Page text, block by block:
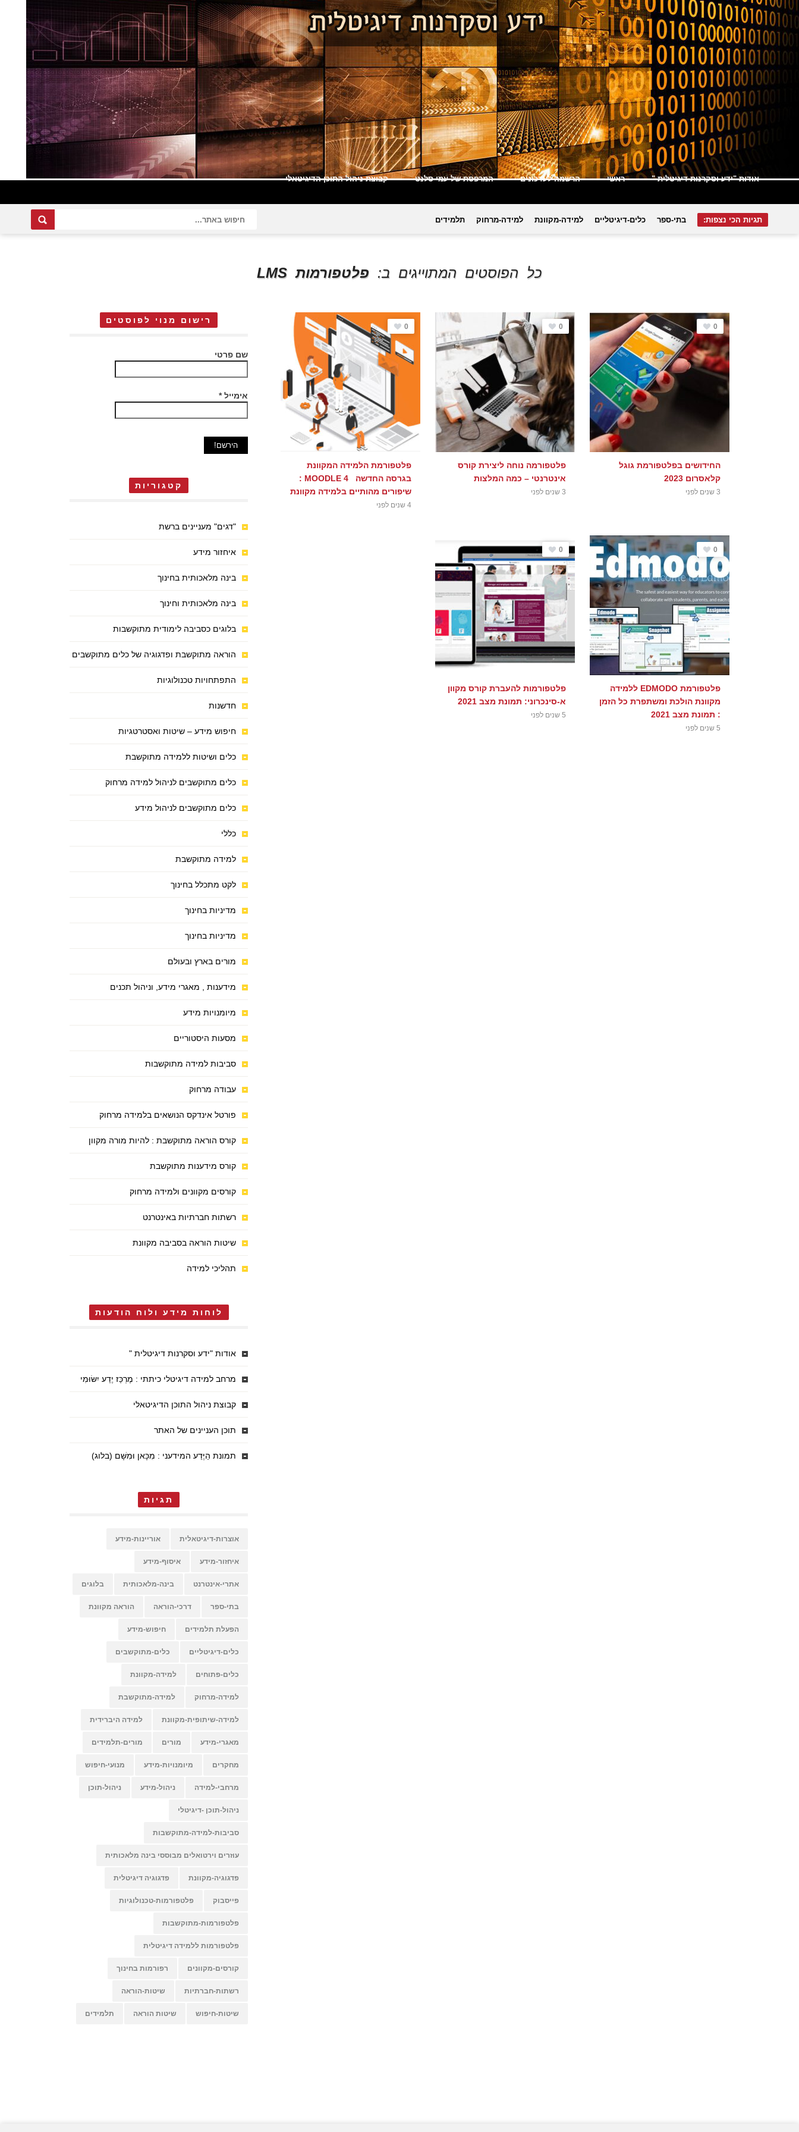
אודות "ידע וסקרנות דיגיטלית " ראשי הרשמה לעדכונים המרפסת של עמי סלנט קבוצת ניהול התוכן הדיגיטאלי
תגיות הכי נצפות: בתי-ספר כלים-דיגיטליים למידה-מקוונת למידה-מרחוק תלמידים
כל הפוסטים המתוייגים ב: פלטפורמות LMS
0
החידושים בפלטפורמת גוגל
קלאסרום 2023
3 שנים לפני
0
פלטפורמה נוחה ליצירת קורס
אינטרנטי – כמה המלצות
3 שנים לפני
0
פלטפורמת הלמידה המקוונת
בגרסה החדשה MOODLE 4 :
שיפורים מהותיים בלמידה מקוונת
4 שנים לפני
0
פלטפורמת EDMODO ללמידה
מקוונת הולכת ומשתפרת כל הזמן
: תמונת מצב 2021
5 שנים לפני
0
פלטפורמות להעברת קורס מקוון
א-סינכרוני: תמונת מצב 2021
5 שנים לפני
רישום מנוי לפוסטים
שם פרטי
אימייל*
קטגוריות
"דגים" מעניינים ברשת
איחזור מידע
בינה מלאכותית בחינוך
בינה מלאכותית וחינוך
בלוגים כסביבה לימודית מתוקשבות
הוראה מתוקשבת ופדגוגיה של כלים מתוקשבים
התפתחויות טכנולוגיות
חדשנות
חיפוש מידע – שיטות ואסטרטגיות
כלים ושיטות ללמידה מתוקשבת
כלים מתוקשבים לניהול למידה מרחוק
כלים מתוקשבים לניהול מידע
כללי
למידה מתוקשבת
לקט מתכלל בחינוך
מדיניות בחינוך
מדיניות בחינוך
מורים בארץ ובעולם
מידענות , מאגרי מידע, וניהול תכנים
מיומנויות מידע
מסעות היסטוריים
סביבות למידה מתוקשבות
עבודה מרחוק
פורטל אינדקס הנושאים בלמידה מרחוק
קורס הוראה מתוקשבת : להיות מורה מקוון
קורס מידענות מתוקשבת
קורסים מקוונים ולמידה מרחוק
רשתות חברתיות באינטרנט
שיטות הוראה בסביבה מקוונת
תהליכי למידה
לוחות מידע ולוח הודעות
אודות "ידע וסקרנות דיגיטלית "
מרחב למידה דיגיטלי כיתתי : מֶרְכַּז יֶדַע יִשּׂוּמִי
קבוצת ניהול התוכן הדיגיטאלי
תוכן העניינים של האתר
תמונת הַיֶּדַע המידעני : מִכָּאן וּמִשָּׁם (בלוג)
תגיות
אוצרות-דיגיטאלית אוריינות-מידע
איחזור-מידע איסוף-מידע
אתרי-אינטרנט בינה-מלאכותית בלוגים
בתי-ספר דרכי-הוראה הוראה מקוונת
הפעלת תלמידים חיפוש-מידע
כלים-דיגיטליים כלים-מתוקשבים
כלים-פתוחים למידה-מקוונת
למידה-מרחוק למידה-מתוקשבת
למידה-שיתופית-מקוונת למידה היברידית
מאגרי-מידע מורים מורים-תלמידים
מחקרים מיומנויות-מידע מנועי-חיפוש
מרחבי-למידה ניהול-מידע ניהול-תוכן
ניהול-תוכן -דיגיטלי
סביבות-למידה-מתוקשבות
עוזרים וירטואלים מבוססי בינה מלאכותית
פדגוגיה-מקוונת פדגוגיה דיגיטלית
פייסבוק פלטפורמות-טכנולוגיות
פלטפורמות-מתוקשבות
פלטפורמות ללמידה דיגיטלית
קורסים-מקוונים רפורמות בחינוך
רשתות-חברתיות שיטות-הוראה
שיטות-חיפוש שיטות הוראה תלמידים